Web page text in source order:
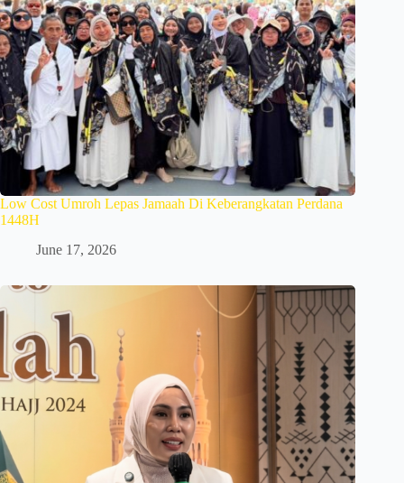
Low Cost Umroh Lepas Jamaah Di Keberangkatan Perdana
1448H
June 17, 2026